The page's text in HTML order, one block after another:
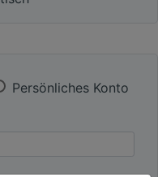
Persönliches Konto